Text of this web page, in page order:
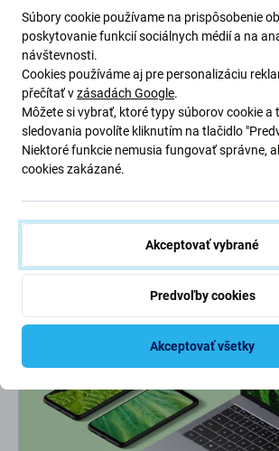
Prečo si vybrať
Partnerské miesta
4 expresné pobočkys 500 tisíc
Superrýchlosť!
30 minút.
Záručný aj pozáručný servis
Súbory cookie používame na prispôsobenie
poskytovanie funkcií sociálnych médií a na
návštevnosti.
Cookies používáme aj pre personalizáciu
přečítať vzásadách Google.
Môžete si vybrať, ktoré typy súborov cookie a
sledovania povolíte kliknutím na tlačidlo
Niektoré funkcie nemusia fungovať správne,
cookies zakázané.
Akceptovať vybrané
Predvoľby cookies
Akceptovať všetky